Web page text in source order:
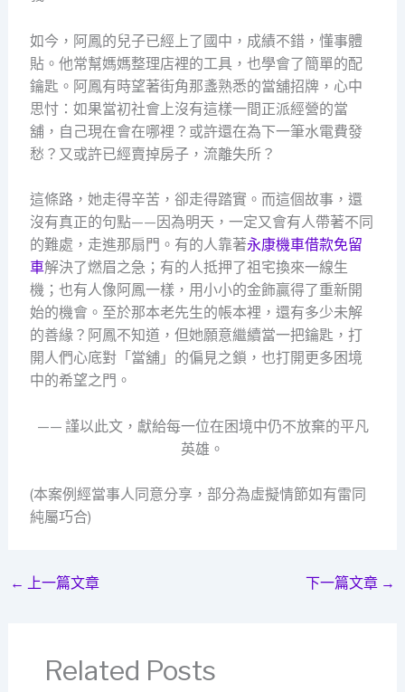
如今，阿鳳的兒子已經上了國中，成績不錯，懂事體
貼。他常幫媽媽整理店裡的工具，也學會了簡單的配
鑰匙。阿鳳有時望著街角那盞熟悉的當舖招牌，心中
思忖：如果當初社會上沒有這樣一間正派經營的當
舖，自己現在會在哪裡？或許還在為下一筆水電費發
愁？又或許已經賣掉房子，流離失所？
這條路，她走得辛苦，卻走得踏實。而這個故事，還
沒有真正的句點——因為明天，一定又會有人帶著不同
的難處，走進那扇門。有的人靠著永康機車借款免留
車解決了燃眉之急；有的人抵押了祖宅換來一線生
機；也有人像阿鳳一樣，用小小的金飾贏得了重新開
始的機會。至於那本老先生的帳本裡，還有多少未解
的善緣？阿鳳不知道，但她願意繼續當一把鑰匙，打
開人們心底對「當舖」的偏見之鎖，也打開更多困境
中的希望之門。
—— 謹以此文，獻給每一位在困境中仍不放棄的平凡
英雄。
(本案例經當事人同意分享，部分為虛擬情節如有雷同
純屬巧合)
← 上一篇文章 下一篇文章 →
Related Posts